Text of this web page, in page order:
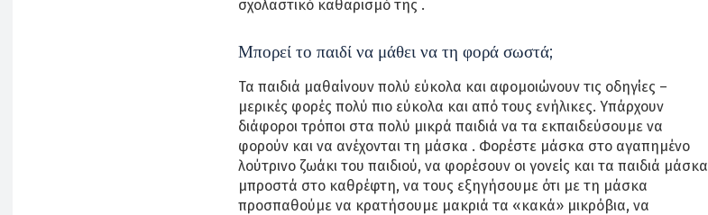
σχολαστικό καθαρισμό της .
Μπορεί το παιδί να μάθει να τη φορά σωστά;
Τα παιδιά μαθαίνουν πολύ εύκολα και αφομοιώνουν τις οδηγίες –
μερικές φορές πολύ πιο εύκολα και από τους ενήλικες. Υπάρχουν
διάφοροι τρόποι στα πολύ μικρά παιδιά να τα εκπαιδεύσουμε να
φορούν και να ανέχονται τη μάσκα . Φορέστε μάσκα στο αγαπημένο
λούτρινο ζωάκι του παιδιού, να φορέσουν οι γονείς και τα παιδιά μάσκα
μπροστά στο καθρέφτη, να τους εξηγήσουμε ότι με τη μάσκα
προσπαθούμε να κρατήσουμε μακριά τα «κακά» μικρόβια, να